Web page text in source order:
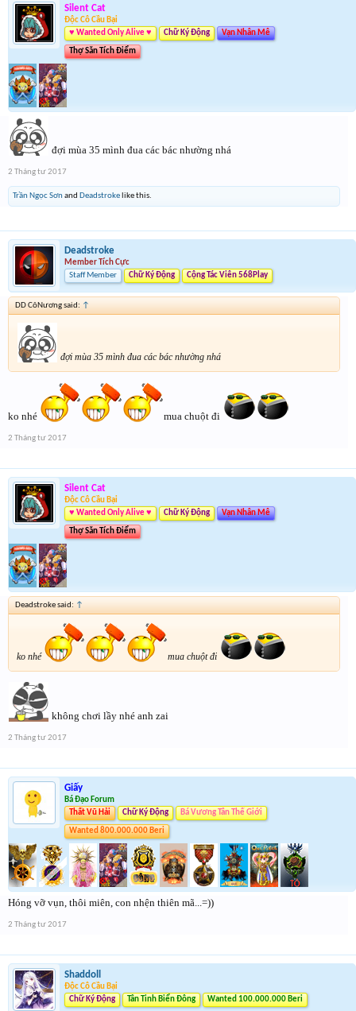
Silent Cat
Độc Cô Cầu Bại
♥ Wanted Only Alive ♥
Chữ Ký Động Vạn Nhân Mê
Thợ Săn Tích Điểm
đợi mùa 35 mình đua các bác nhường nhá
2 Tháng tư 2017
Trần Ngọc Sơnand Deadstroke like this.
Deadstroke
Member Tích Cực
Staff Member
Chữ Ký Động Cộng Tác Viên 568Play
DD CôNương said: ↑
đợi mùa 35 mình đua các bác nhường nhá
ko nhé mua chuột đi
2 Tháng tư 2017
Silent Cat
Độc Cô Cầu Bại
♥ Wanted Only Alive ♥
Chữ Ký Động Vạn Nhân Mê
Thợ Săn Tích Điểm
Deadstroke said: ↑
ko nhé mua chuột đi
không chơi lầy nhé anh zai
2 Tháng tư 2017
Giấy
Bá Đạo Forum
Thất Vũ Hải
Chữ Ký Động Bá Vương Tân Thế Giới
Wanted 800.000.000 Beri
Hóng vỡ vụn, thôi miên, con nhện thiên mã...=))
2 Tháng tư 2017
Shaddoll
Độc Cô Cầu Bại
Chữ Ký Động
Tân Tinh Biển Đông Wanted 100.000.000 Beri